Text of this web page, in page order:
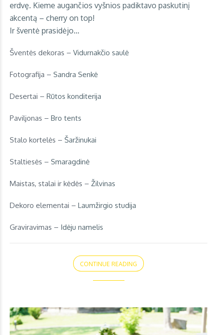
erdvę. Kieme augančios vyšnios padiktavo paskutinį
akcentą – cherry on top!
Ir šventė prasidėjo…
Šventės dekoras – Vidurnakčio saulė
Fotografija – Sandra Senkė
Desertai – Rūtos konditerija
Paviljonas – Bro tents
Stalo kortelės – Šaržinukai
Staltiesės – Smaragdinė
Maistas, stalai ir kėdės – Žilvinas
Dekoro elementai – Laumžirgio studija
Graviravimas – Idėju namelis
CONTINUE READING